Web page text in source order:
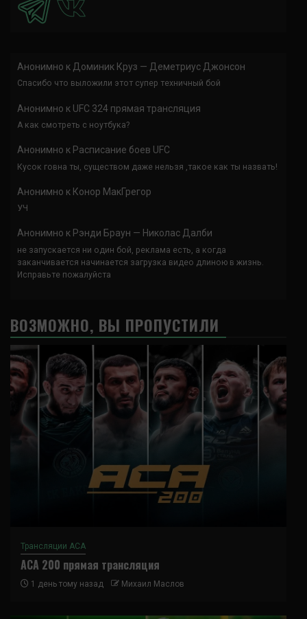
Анонимно к Доминик Круз — Деметриус Джонсон
Спасибо что выложили этот супер техничный бой
Анонимно к UFC 324 прямая трансляция
А как смотреть с ноутбука?
Анонимно к Расписание боев UFC
Кусок говна ты, существом даже нельзя ,такое как ты назвать!
Анонимно к Конор МакГрегор
УЧ
Анонимно к Рэнди Браун — Николас Далби
не запускается ни один бой, реклама есть, а когда
заканчивается начинается загрузка видео длиною в жизнь.
Исправьте пожалуйста
ВОЗМОЖНО, ВЫ ПРОПУСТИЛИ
Трансляции ACA
ACA 200 прямая трансляция
1 день тому назад Михаил Маслов